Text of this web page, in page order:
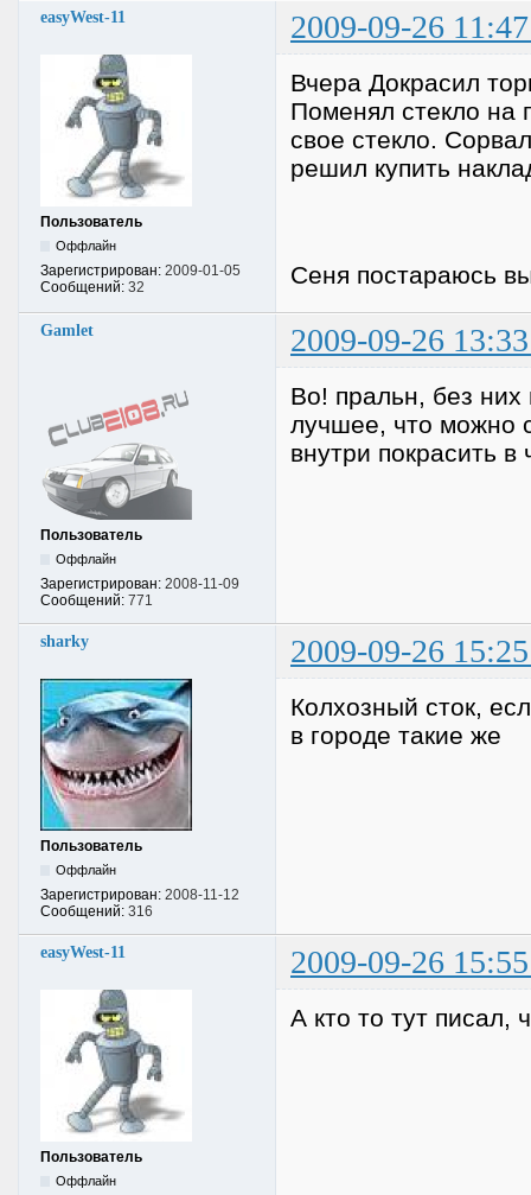
easyWest-11 2009-09-26
Пользователь
Оффлайн
Зарегистрирован: 2009-01-05
Сообщений: 32
Вчера Докрасил
Поменял стекло на
свое стекло.
решил купить
Сеня постараюсь
Gamlet 2009-09-26
Пользователь
Оффлайн
Зарегистрирован: 2008-11-09
Сообщений: 771
Во! пральн, без
лучшее, что можно
внутри покрасить
sharky 2009-09-26
Пользователь
Оффлайн
Зарегистрирован: 2008-11-12
Сообщений: 316
Колхозный сток,
в городе такие же
easyWest-11 2009-09-26
Пользователь
Оффлайн
А кто то тут писал,